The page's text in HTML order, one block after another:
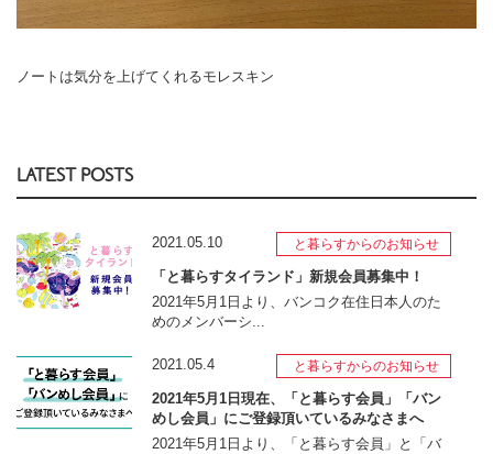
ノートは気分を上げてくれるモレスキン
LATEST POSTS
2021.05.10 と暮らすからのお知らせ
「と暮らすタイランド」新規会員募集中！
2021年5月1日より、バンコク在住日本人のた
めのメンバーシ...
2021.05.4 と暮らすからのお知らせ
2021年5月1日現在、「と暮らす会員」「バン
めし会員」にご登録頂いているみなさまへ
2021年5月1日より、「と暮らす会員」と「バ